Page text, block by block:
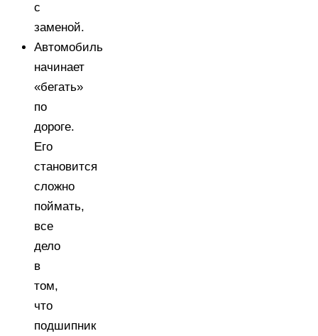
с
заменой.
Автомобиль
начинает
«бегать»
по
дороге.
Его
становится
сложно
поймать,
все
дело
в
том,
что
подшипник